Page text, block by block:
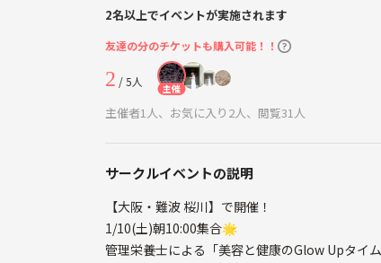
2名以上でイベントが実施されます
友達の分のチケットも購入可能！！
2 / 5人 主催
主催者1人、お気に入り2人、閲覧31人
サークルイベントの説明
【大阪・難波 桜川】で開催！
1/10(土)朝10:00集合🌟
管理栄養士による「美容と健康のGlow Upタイ